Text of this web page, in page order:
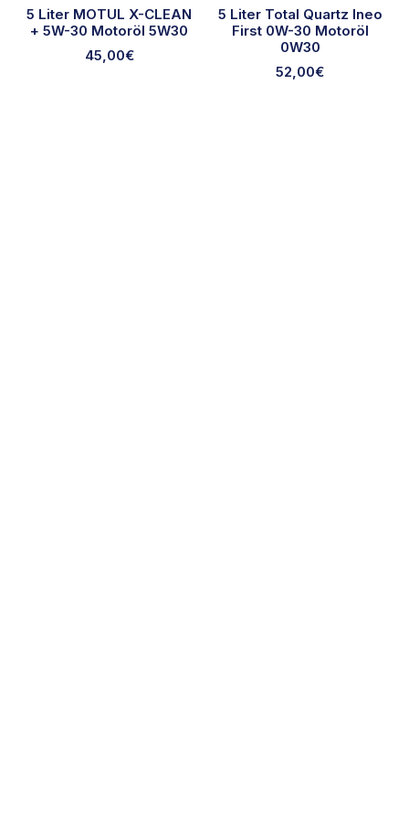
5 Liter MOTUL X-CLEAN
+ 5W-30 Motoröl 5W30
45,00€
5 Liter Total Quartz Ineo
First 0W-30 Motoröl
0W30
52,00€